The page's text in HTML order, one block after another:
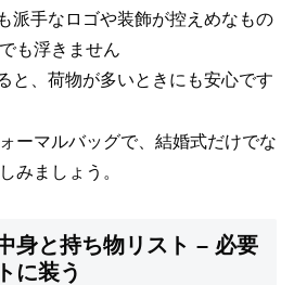
派手なロゴや装飾が控えめなもの
も浮きません
と、荷物が多いときにも安心です
ーマルバッグで、結婚式だけでな
みましょう。
身と持ち物リスト – 必要
に装う